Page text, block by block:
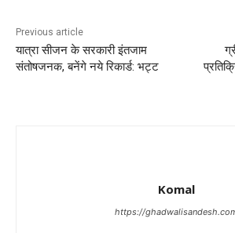
Previous article
यात्रा सीजन के सरकारी इंतजाम
संतोषजनक, बनेंगे नये रिकार्ड: भट्ट
Komal
https://